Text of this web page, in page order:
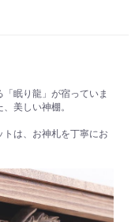
眠り龍」が宿っていま
美しい神棚。
は、お神札を丁寧にお